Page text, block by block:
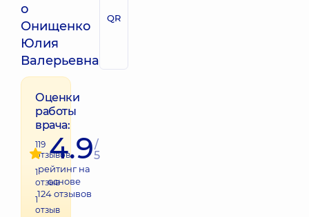
о
Онищенко
Юлия
Валерьевна
QR
Оценки
работы
врача:
119
отзывов
1
отзыв
1
отзыв
4.9/
5
рейтинг на
основе
124отзывов